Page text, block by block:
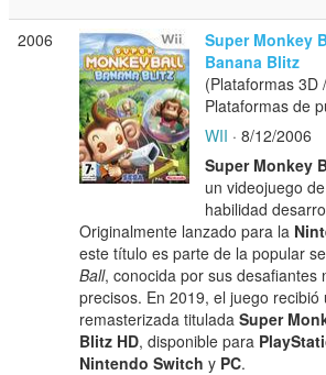
2006
Super Monkey
Banana Blitz
(Plataformas 3D /
Plataformas de
WII · 8/12/2006
Super Monkey
un videojuego
habilidad
Originalmente lanzado para la
este título es parte de la popular
Ball, conocida por sus desafiantes
precisos. En 2019, el juego recibió
remasterizada tituladaSuper
Blitz HD, disponible para
Nintendo Switch y PC.